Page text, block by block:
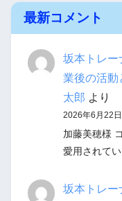
最新コメント
坂本トレー
業後の活動
太郎 より
2026年6月22日
加藤美穂様
愛用されて
坂本トレー